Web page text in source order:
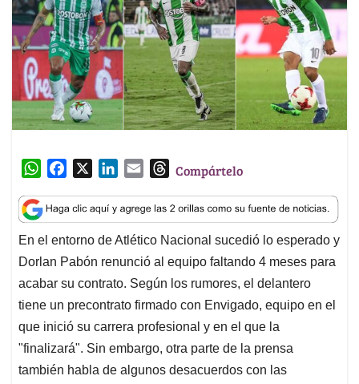
W
a
t
s
A
p
p
c
e
b
o
o
k
n
k
e
d
I
n
a
i
l
T
r
e
a
d
s
Compártelo
En el entorno de Atlético Nacional sucedió lo esperado y
Dorlan Pabón renunció al equipo faltando 4 meses para
acabar su contrato. Según los rumores, el delantero
tiene un precontrato firmado con Envigado, equipo en el
que inició su carrera profesional y en el que la
"finalizará". Sin embargo, otra parte de la prensa
también habla de algunos desacuerdos con las